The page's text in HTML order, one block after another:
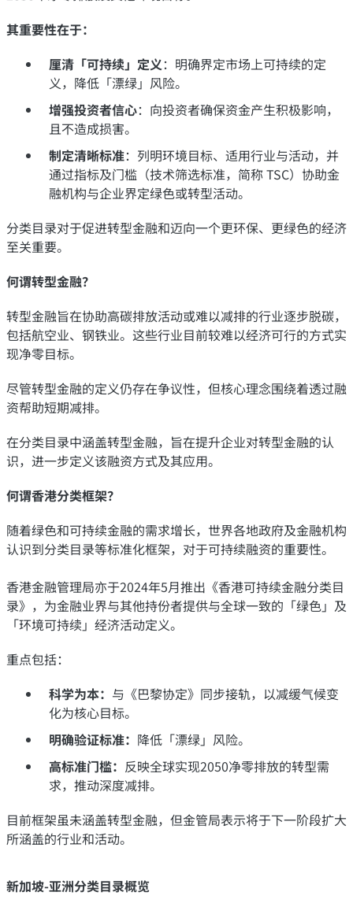
其重要性在于：
厘清「可持续」定义：明确界定市场上可持续的定
义，降低「漂绿」风险。
增强投资者信心：向投资者确保资金产生积极影响，
且不造成损害。
制定清晰标准：列明环境目标、适用行业与活动，并
通过指标及门槛（技术筛选标准，简称 TSC）协助金
融机构与企业界定绿色或转型活动。
分类目录对于促进转型金融和迈向一个更环保、更绿色的经济
至关重要。
何谓转型金融？
转型金融旨在协助高碳排放活动或难以减排的行业逐步脱碳，
包括航空业、钢铁业。这些行业目前较难以经济可行的方式实
现净零目标。
尽管转型金融的定义仍存在争议性，但核心理念围绕着透过融
资帮助短期减排。
在分类目录中涵盖转型金融，旨在提升企业对转型金融的认
识，进一步定义该融资方式及其应用。
何谓香港分类框架？
随着绿色和可持续金融的需求增长，世界各地政府及金融机构
认识到分类目录等标准化框架，对于可持续融资的重要性。
香港金融管理局亦于2024年5月推出《香港可持续金融分类目
录》 ，为金融业界与其他持份者提供与全球一致的「绿色」及
「环境可持续」经济活动定义。
重点包括：
科学为本： 与《巴黎协定》同步接轨，以减缓气候变
化为核心目标。
明确验证标准： 降低 「漂绿」 风险。
高标准门槛： 反映全球实现2050净零排放的转型需
求，推动深度减排。
目前框架虽未涵盖转型金融，但金管局表示将于下一阶段扩大
所涵盖的行业和活动。
新加坡-亚洲分类目录概览